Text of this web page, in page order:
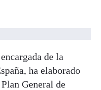
de la
ha elaborado
General de